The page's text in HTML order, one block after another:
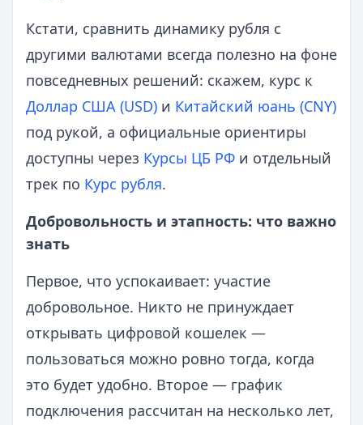
Кстати, сравнить динамику рубля с
другими валютами всегда полезно на фоне
повседневных решений: скажем, курс к
Доллар США (USD) и Китайский юань (CNY)
под рукой, а официальные ориентиры
доступны через Курсы ЦБ РФ и отдельный
трек по Курс рубля.
Добровольность и этапность: что важно
знать
Первое, что успокаивает: участие
добровольное. Никто не принуждает
открывать цифровой кошелек —
пользоваться можно ровно тогда, когда
это будет удобно. Второе — график
подключения рассчитан на несколько лет,